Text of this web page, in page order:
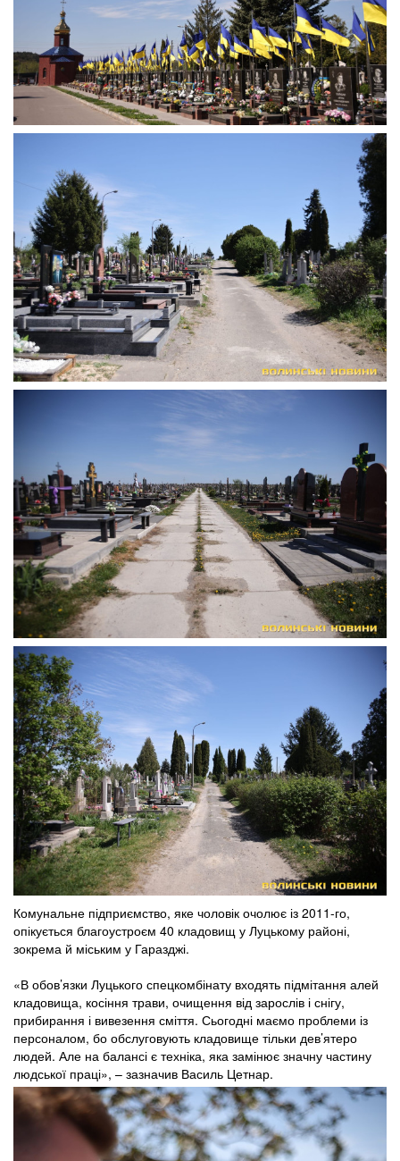
Комунальне підприємство, яке чоловік очолює із 2011-го,
опікується благоустроєм 40 кладовищ у Луцькому районі,
зокрема й міським у Гаразджі.
«В обов’язки Луцького спецкомбінату входять підмітання алей
кладовища, косіння трави, очищення від зарослів і снігу,
прибирання і вивезення сміття. Сьогодні маємо проблеми із
персоналом, бо обслуговують кладовище тільки дев’ятеро
людей. Але на балансі є техніка, яка замінює значну частину
людської праці», – зазначив Василь Цетнар.